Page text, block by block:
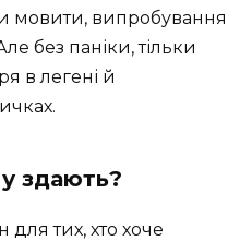
мовити, випробування
без паніки, тільки
в легені й
здають?
тих, хто хоче